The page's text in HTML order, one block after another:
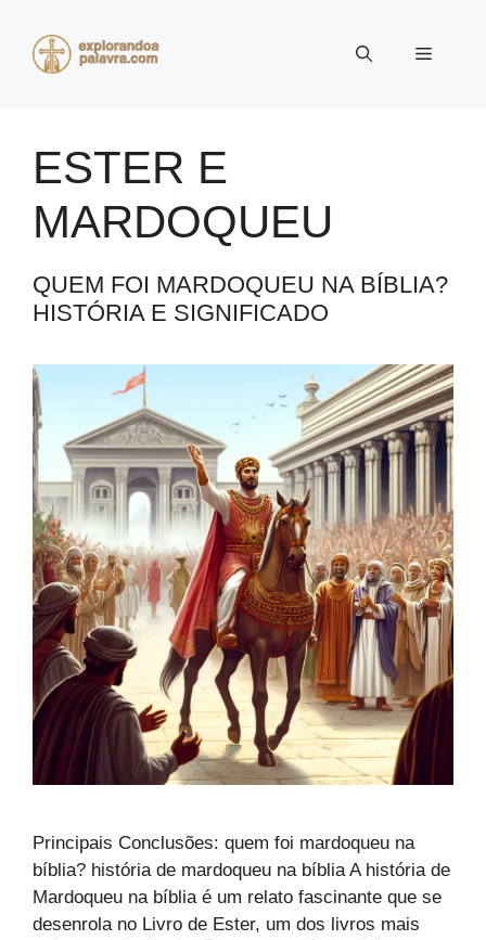
Menu
ESTER E
MARDOQUEU
QUEM FOI MARDOQUEU NA BÍBLIA?
HISTÓRIA E SIGNIFICADO
Principais Conclusões: quem foi mardoqueu na
bíblia? história de mardoqueu na bíblia A história de
Mardoqueu na bíblia é um relato fascinante que se
desenrola no Livro de Ester, um dos livros mais